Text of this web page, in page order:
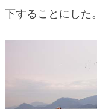
下することにした。